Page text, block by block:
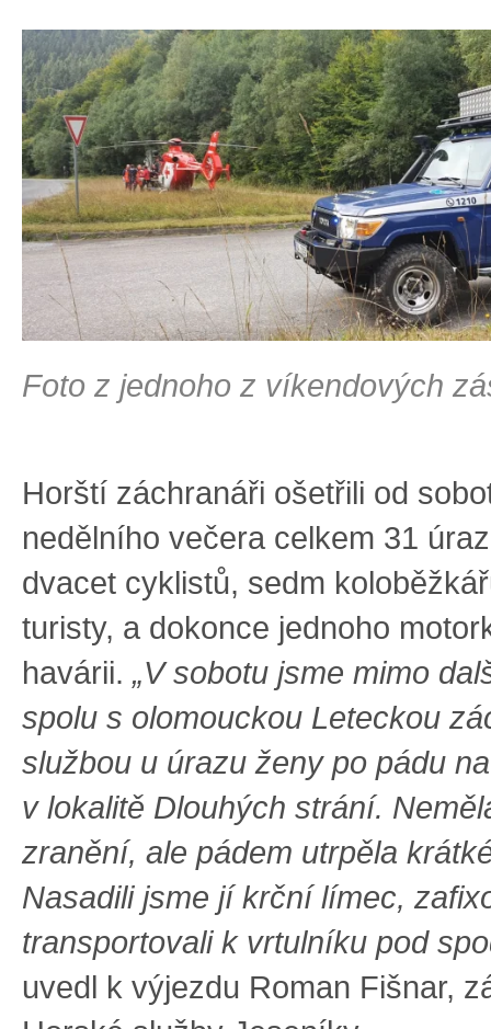
Foto z jednoho z víkendových
Horští záchranáři ošetřili od
nedělního večera celkem 31
dvacet cyklistů, sedm
turisty, a dokonce jednoho
havárii. „V sobotu jsme mimo
spolu s olomouckou Leteckou
službou u úrazu ženy po pádu
v lokalitě Dlouhých strání.
zranění, ale pádem utrpěla
Nasadili jsme jí krční límec,
transportovali k vrtulníku pod
uvedl k výjezdu Roman Fišnar,